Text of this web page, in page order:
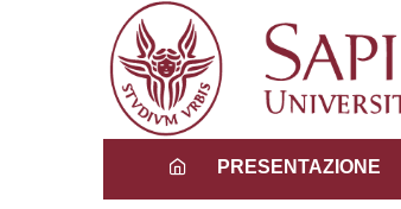
PRESENTAZIONE